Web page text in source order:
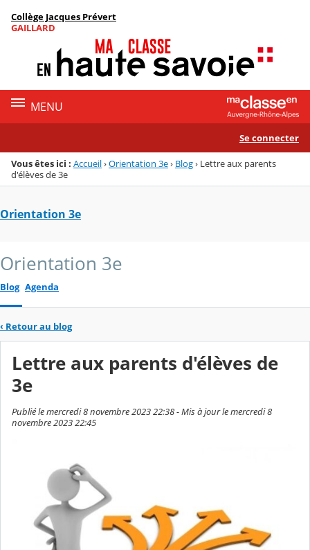
Menu de la rubrique
Contenu
Collège Jacques Prévert
GAILLARD
MENU
Se connecter
Vous êtes ici : Accueil›Orientation 3e› Blog› Lettre aux parents
d'élèves de 3e
Orientation 3e
Orientation 3e
Blog Agenda
‹ Retour au blog
Lettre aux parents d'élèves de
3e
Publié le mercredi 8 novembre 2023 22:38 - Mis à jour le mercredi 8
novembre 2023 22:45